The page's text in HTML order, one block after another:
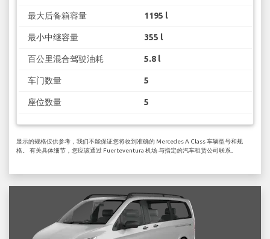
最大后备箱容量 1195 l
最小中继容量 355 l
百公里混合驾驶油耗 5.8 l
车门数量 5
座位数量 5
显示的规格仅供参考，我们不能保证您将收到准确的 Mercedes A Class 车辆型号和规
格。 有关具体细节，您应该通过 Fuerteventura 机场 与指定的汽车租赁公司联系。